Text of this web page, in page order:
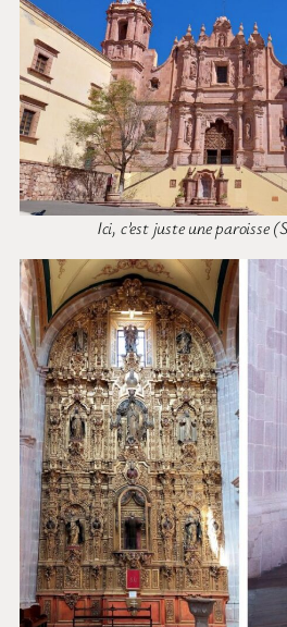
Ici, c’est juste une paroisse